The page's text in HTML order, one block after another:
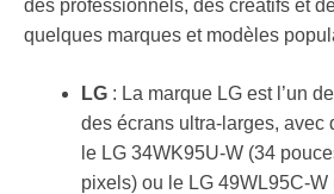
des professionnels, des créatifs et
quelques marques et modèles
LG : La marque LG est l’un
des écrans ultra-larges, avec
le LG 34WK95U-W (34
pixels) ou le LG 49WL95C-